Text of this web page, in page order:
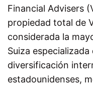
Financial Advisers
propiedad total de
considerada la
Suiza
diversificación
estadounidenses,